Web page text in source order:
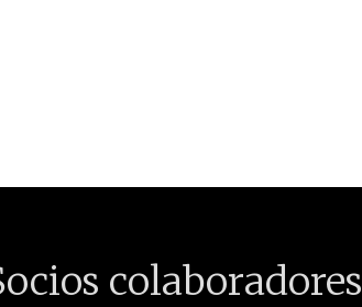
colaboradores